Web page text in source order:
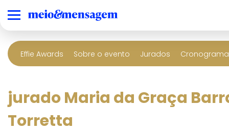
Effie Awards Sobre o evento Jurados
jurado Maria da Graça
Torretta